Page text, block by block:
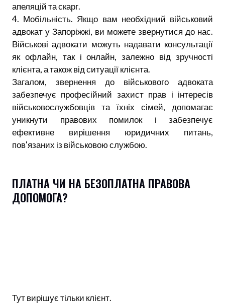
апеляцій та скарг.
4. Мобільність. Якщо вам необхідний військовий
адвокат у Запоріжжі, ви можете звернутися до нас.
Військові адвокати можуть надавати консультації
як офлайн, так і онлайн, залежно від зручності
клієнта, а також від ситуації клієнта.
Загалом, звернення до військового адвоката
забезпечує професійний захист прав і інтересів
військовослужбовців та їхніх сімей, допомагає
уникнути правових помилок і забезпечує
ефективне вирішення юридичних питань,
пов'язаних із військовою службою.
ПЛАТНА ЧИ НА БЕЗОПЛАТНА ПРАВОВА
ДОПОМОГА?
Тут вирішує тільки клієнт.